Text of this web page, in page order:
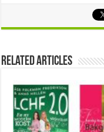
Related Articles